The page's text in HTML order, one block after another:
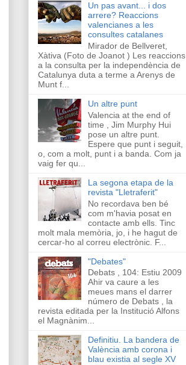
Un pas avant... i dos
arrere? Reaccions
valencianes a les
consultes catalanes
Mirador de Bellveret,
Xàtiva (Foto de Joanot ) Les reaccions
a la consulta per la independència de
Catalunya duta a terme a Arenys de
Munt f...
Un altre punt
Valencia at the end of
time , Jim Murphy Hui
pose un altre punt.
Espere que punt i seguit,
o, com a molt, punt i a banda. Com ja
vaig fer qu...
La segona etapa de la
revista "Lletraferit"
No recordava ben bé
com m'havia posat en
contacte amb ells. Tinc
molt mala memòria, jo, i he hagut de
cercar-ho al correu electrònic. F...
"Debates"
Debats , 104: Estiu 2009
Ahir va caure a les
meues mans el darrer
número de Debats , la
revista editada per la Institució Alfons
el Magnànim...
Definitiu. La bandera de
València amb corona i
blau existia al segle XV